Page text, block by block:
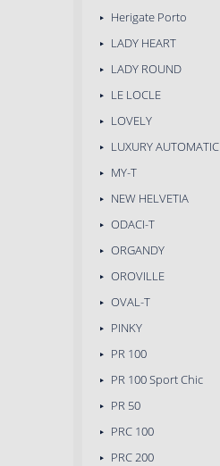
Herigate Porto
LADY HEART
LADY ROUND
LE LOCLE
LOVELY
LUXURY AUTOMATIC
MY-T
NEW HELVETIA
ODACI-T
ORGANDY
OROVILLE
OVAL-T
PINKY
PR 100
PR 100 Sport Chic
PR 50
PRC 100
PRC 200